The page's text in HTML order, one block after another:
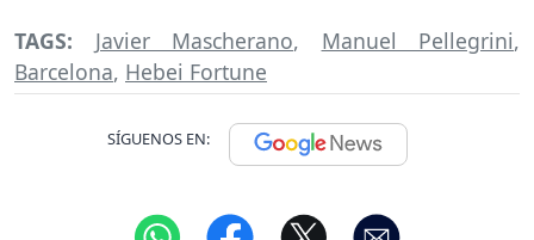
TAGS: Javier Mascherano, Manuel Pellegrini,
Barcelona, Hebei Fortune
SÍGUENOS EN: